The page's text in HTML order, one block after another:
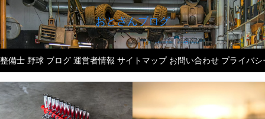
おとさんブログ
整備士 野球 ブログ 運営者情報 サイトマップ お問い合わせ プライバ